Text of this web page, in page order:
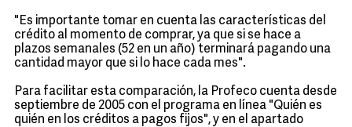
"Es importante tomar en cuenta las características del
crédito al momento de comprar, ya que si se hace a
plazos semanales (52 en un año) terminará pagando una
cantidad mayor que si lo hace cada mes".
Para facilitar esta comparación, la Profeco cuenta desde
septiembre de 2005 con el programa en línea "Quién es
quién en los créditos a pagos fijos", y en el apartado